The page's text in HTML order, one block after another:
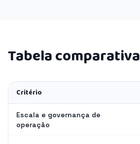
Tabela comparativa
Critério
Escala e governança de
operação